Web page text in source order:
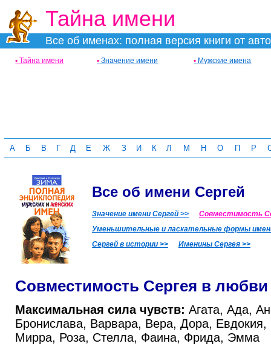
Тайна имени
Все об именах: полная версия книги от
• Тайна имени • Значение имени • Мужские имена
А Б В Г Д Е Ж З И К Л М Н О П Р
Все об имени Сергей
Значение имени Сергей >>
Совместимость
Уменьшительные и ласкательные формы
Сергей в истории >>
Именины Сергея >>
Совместимость Сергея в любви
Максимальная сила чувств: Агата, Ада,
Бронислава, Варвара, Вера, Дора,
Мирра, Роза, Стелла, Фаина, Фрида, Эмма